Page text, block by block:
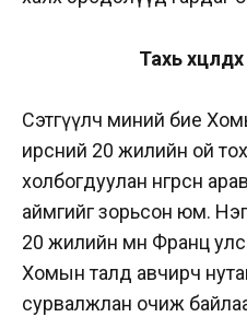
Тахь
Сэтгүүлч миний бие
ирсний 20 жилийн ой
холбогдуулан өнгөрсөн
аймгийг зорьсон юм. Нэг
20 жилийн өмнө Франц
Хомын талд авчирч
сурвалжлан очиж